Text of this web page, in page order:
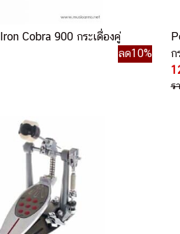
Cobra 900 กระเดื่องคู่
ลด10%
ก
ร